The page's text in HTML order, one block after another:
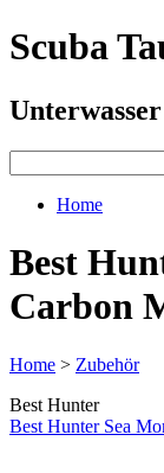
Scuba
Home
Best
Carbon
Home > Zubehör
Best Hunter
Best Hunter Sea